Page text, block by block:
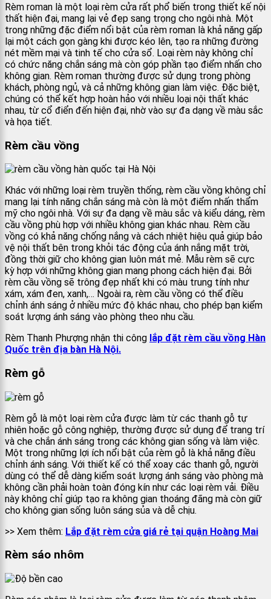
Rèm roman là một loại rèm cửa rất phổ biến trong thiết kế nội
thất hiện đại, mang lại vẻ đẹp sang trọng cho ngôi nhà. Một
trong những đặc điểm nổi bật của rèm roman là khả năng gấp
lại một cách gọn gàng khi được kéo lên, tạo ra những đường
nét mềm mại và tinh tế cho cửa sổ. Loại rèm này không chỉ
có chức năng chắn sáng mà còn góp phần tạo điểm nhấn cho
không gian. Rèm roman thường được sử dụng trong phòng
khách, phòng ngủ, và cả những không gian làm việc. Đặc biệt,
chúng có thể kết hợp hoàn hảo với nhiều loại nội thất khác
nhau, từ cổ điển đến hiện đại, nhờ vào sự đa dạng về màu sắc
và họa tiết.
Rèm cầu vồng
Khác với những loại rèm truyền thống, rèm cầu vồng không chỉ
mang lại tính năng chắn sáng mà còn là một điểm nhấn thẩm
mỹ cho ngôi nhà. Với sự đa dạng về màu sắc và kiểu dáng, rèm
cầu vồng phù hợp với nhiều không gian khác nhau. Rèm cầu
vồng có khả năng chống nắng và cách nhiệt hiệu quả giúp bảo
vệ nội thất bên trong khỏi tác động của ánh nắng mặt trời,
đồng thời giữ cho không gian luôn mát mẻ. Mẫu rèm sẽ cực
kỳ hợp với những không gian mang phong cách hiện đại. Bởi
rèm cầu vồng sẽ trông đẹp nhất khi có màu trung tính như
xám, xám đen, xanh,… Ngoài ra, rèm cầu vồng có thể điều
chỉnh ánh sáng ở nhiều mức độ khác nhau, cho phép bạn kiểm
soát lượng ánh sáng vào phòng theo nhu cầu.
Rèm Thanh Phượng nhận thi công lắp đặt rèm cầu vồng Hàn
Quốc trên địa bàn Hà Nội.
Rèm gỗ
Rèm gỗ là một loại rèm cửa được làm từ các thanh gỗ tự
nhiên hoặc gỗ công nghiệp, thường được sử dụng để trang trí
và che chắn ánh sáng trong các không gian sống và làm việc.
Một trong những lợi ích nổi bật của rèm gỗ là khả năng điều
chỉnh ánh sáng. Với thiết kế có thể xoay các thanh gỗ, người
dùng có thể dễ dàng kiểm soát lượng ánh sáng vào phòng mà
không cần phải hoàn toàn đóng kín như các loại rèm vải. Điều
này không chỉ giúp tạo ra không gian thoáng đãng mà còn giữ
cho không gian sống luôn sáng sủa và dễ chịu.
>> Xem thêm: Lắp đặt rèm cửa giá rẻ tại quận Hoàng Mai
Rèm sáo nhôm